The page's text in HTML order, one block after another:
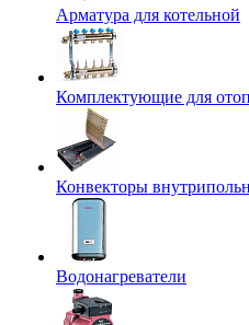
Арматура для котельной
Комплектующие для
Конвекторы
Водонагреватели